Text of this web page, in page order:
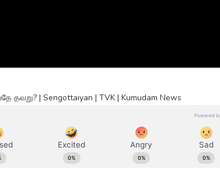
தவறு? | Sengottaiyan | TVK | Kumudam News